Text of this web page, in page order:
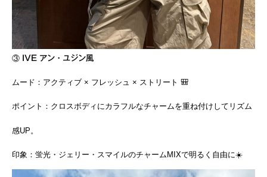
③ IVE アン・ユジン風
ムード：アクティブ × フレッシュ × ストリート 🎒
ポイント：クロスボディにカラフルなチャームを重ね付けしてリズム
感UP。
印象：蛍光・ジェリー・スマイルのチャームMIXで明るく自由に☀️